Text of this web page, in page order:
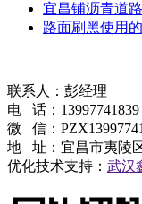
宜昌铺沥青道
路面刷黑​使用
联系人：彭经理
电 话：13997741839
微 信：
地 址：宜昌市夷陵
优化技术支持： 武汉